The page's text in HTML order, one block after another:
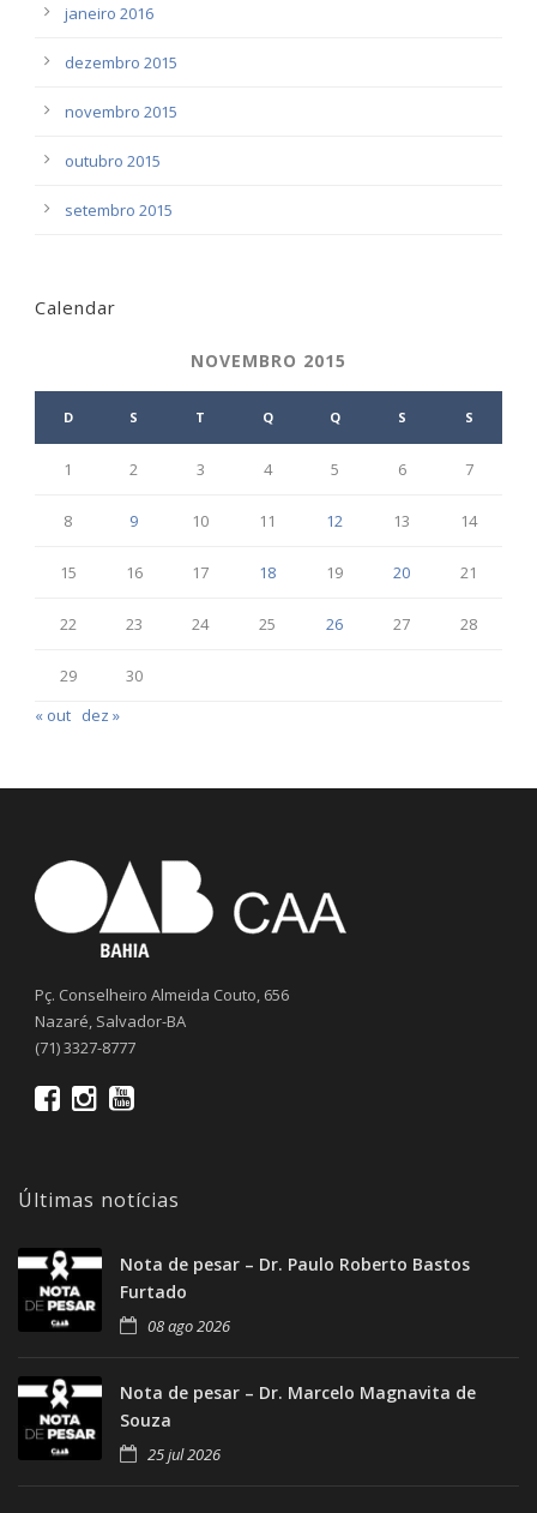
janeiro 2016
dezembro 2015
novembro 2015
outubro 2015
setembro 2015
Calendar
NOVEMBRO 2015
D S T Q Q S S
1 2 3 4 5 6 7
8 9 10 11 12 13 14
15 16 17 18 19 20 21
22 23 24 25 26 27 28
29
30
« out dez »
Pç. Conselheiro Almeida Couto, 656
Nazaré, Salvador-BA
(71) 3327-8777
Últimas notícias
Nota de pesar – Dr. Paulo Roberto Bastos
Furtado
08 ago 2026
Nota de pesar – Dr. Marcelo Magnavita de
Souza
25 jul 2026